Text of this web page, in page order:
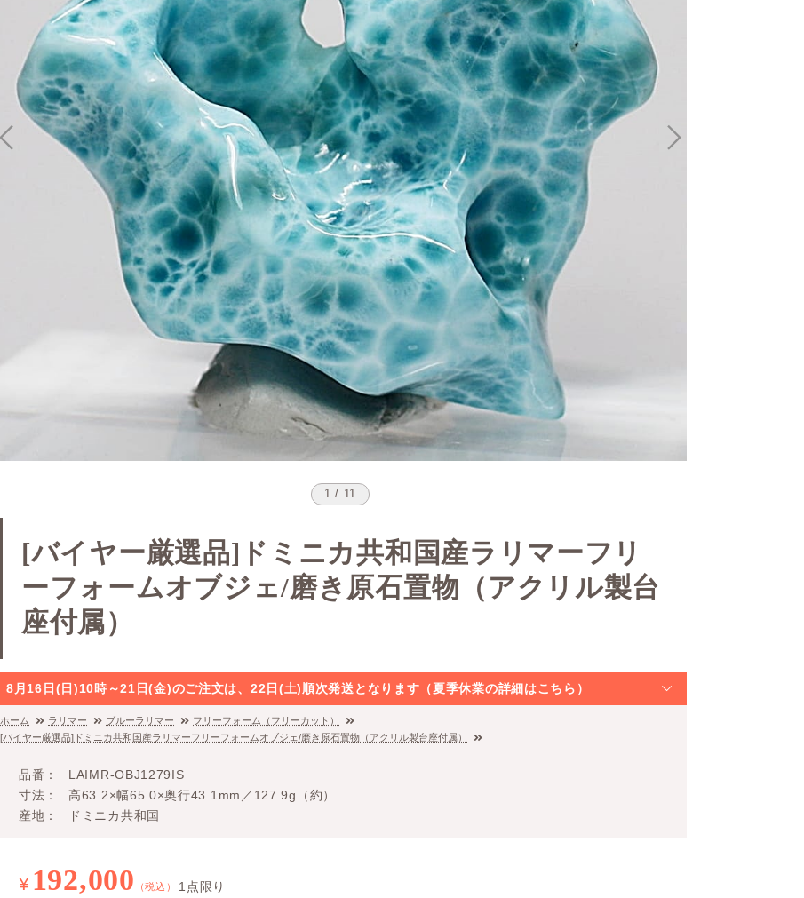
1 / 11
[バイヤー厳選品]ドミニカ共和国産ラリマーフリ
ーフォームオブジェ/磨き原石置物（アクリル製台
座付属）
8月16日(日)10時～21日(金)のご注文は、22日(土)順次発送となります（夏季休業の詳細はこちら）
ホーム ラリマー ブルーラリマー
フリーフォーム（フリーカット）
[バイヤー厳選品]ドミニカ共和国産ラリマーフリーフォームオブジェ/磨き原石置物（アクリル製台座付属）
品番
LAIMR-OBJ1279IS
寸法
高63.2×幅65.0×奥行43.1mm／127.9g（約）
産地
ドミニカ共和国
¥ 192,000 （税込） 1点限り